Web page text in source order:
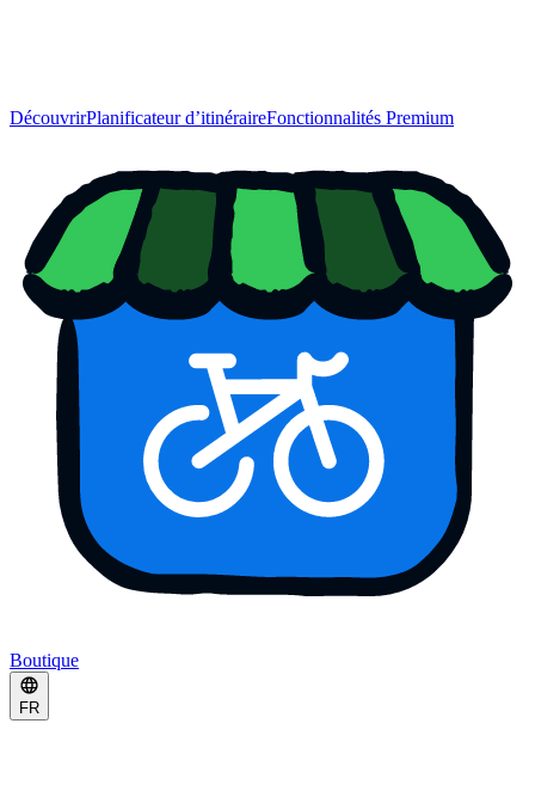
DécouvrirPlanificateur d’itinéraireFonctionnalités Premium
Boutique
FR